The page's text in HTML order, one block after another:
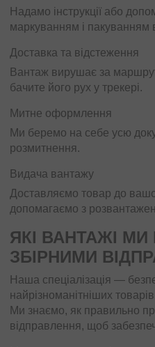
Надамо інструкції або
маркуванням і пакуванням в
Доставка та відстеження
Вантаж вирушає за
бачите його рух у трекері.
Митне оформлення
Ми беремо на себе усю
розмитнення.
Видача вантажу
Доставляємо товар до
допомагаємо з
ЯКІ ВАНТАЖІ
ЗБІРНИМИ
Наша спеціалізація —
найрізноманітніших товарів
Ми знаємо, як правильно
відправлення, щоб